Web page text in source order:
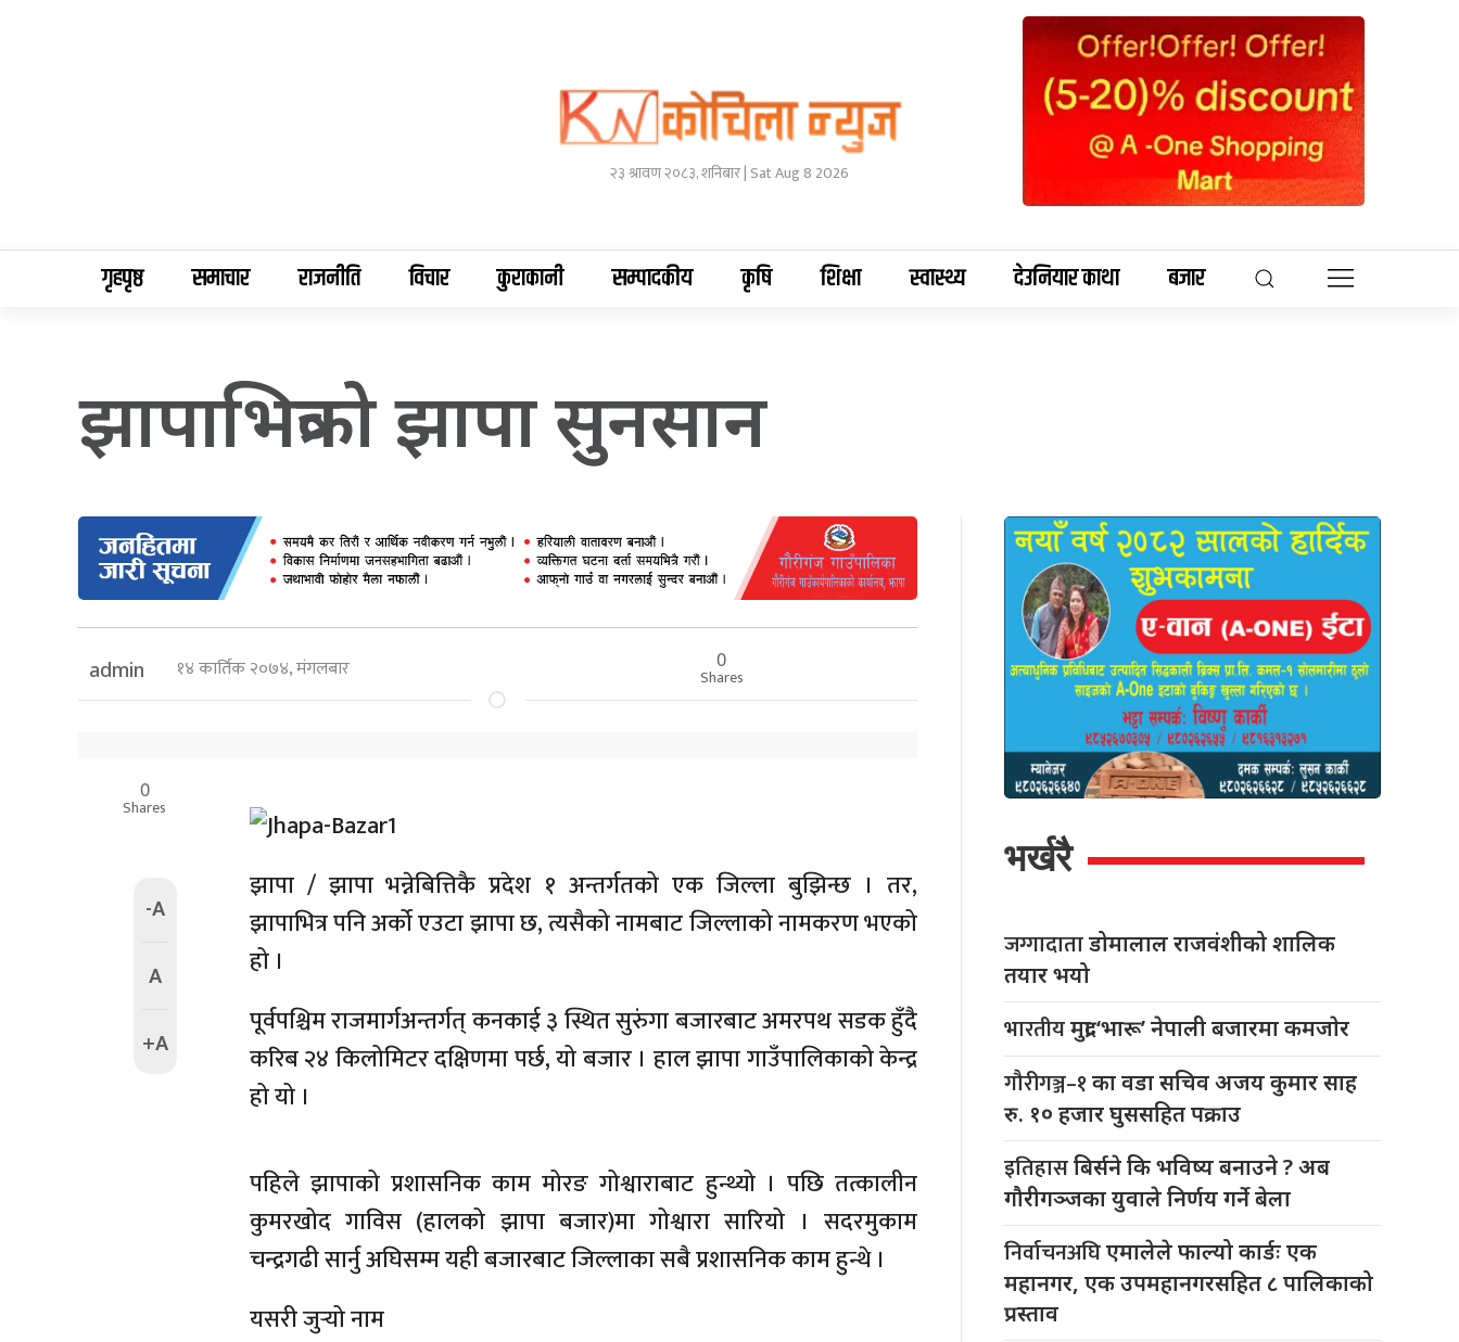
२३ श्रावण २०८३, शनिबार | Sat Aug 8 2026
गृहपृष्ठ समाचार राजनीति विचार कुराकानी सम्पादकीय कृषि शिक्षा स्वास्थ्य देउनियार काथा बजार
झापाभित्रको झापा सुनसान
admin १४ कार्तिक २०७४, मंगलबार 0
Shares
0
Shares
-A
A
+A
झापा / झापा भन्नेबित्तिकै प्रदेश १ अन्तर्गतको एक जिल्ला बुझिन्छ । तर,
झापाभित्र पनि अर्को एउटा झापा छ, त्यसैको नामबाट जिल्लाको नामकरण भएको
हो ।
पूर्वपश्चिम राजमार्गअन्तर्गत् कनकाई ३ स्थित सुरुंगा बजारबाट अमरपथ सडक हुँदै
करिब २४ किलोमिटर दक्षिणमा पर्छ, यो बजार । हाल झापा गाउँपालिकाको केन्द्र
हो यो ।
पहिले झापाको प्रशासनिक काम मोरङ गोश्वाराबाट हुन्थ्यो । पछि तत्कालीन
कुमरखोद गाविस (हालको झापा बजार)मा गोश्वारा सारियो । सदरमुकाम
चन्द्रगढी सार्नु अघिसम्म यही बजारबाट जिल्लाका सबै प्रशासनिक काम हुन्थे ।
यसरी जुर्‍यो नाम
भर्खरै
जग्गादाताडोमालाल राजवंशीको शालिक
तयार भयो
भारतीयमुद्रा ‘भारू’ नेपाली बजारमा कमजाेर
गौरीगञ्ज–१का वडा सचिव अजय कुमार साह
रु. १० हजार घुससहित पक्राउ
इतिहासबिर्सने कि भविष्य बनाउने ? अब
गौरीगञ्जका युवाले निर्णय गर्ने बेला
निर्वाचनअघिएमालेले फाल्यो कार्डः एक
महानगर, एक उपमहानगरसहित ८ पालिकाको
प्रस्ताव